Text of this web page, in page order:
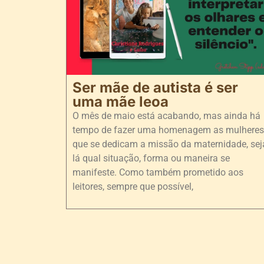
Ser mãe de autista é ser
uma mãe leoa
O mês de maio está acabando, mas ainda há
tempo de fazer uma homenagem as mulheres
que se dedicam a missão da maternidade,
lá qual situação, forma ou maneira se
manifeste. Como também prometido aos
leitores, sempre que possível,